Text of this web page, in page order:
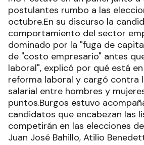
postulantes rumbo a las
octubre.En su discurso la
comportamiento del sector
dominado por la "fuga de
de "costo empresario" antes
laboral", explicó por qué está
reforma laboral y cargó contra
salarial entre hombres y
puntos.Burgos estuvo
candidatos que encabezan las
competirán en las elecciones
Juan José Bahillo, Atilio